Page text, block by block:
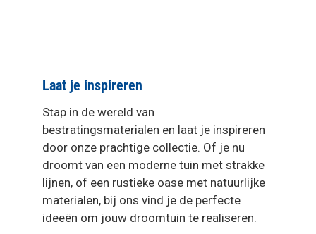
Laat je inspireren
Stap in de wereld van
bestratingsmaterialen en laat je inspireren
door onze prachtige collectie. Of je nu
droomt van een moderne tuin met strakke
lijnen, of een rustieke oase met natuurlijke
materialen, bij ons vind je de perfecte
ideeën om jouw droomtuin te realiseren.